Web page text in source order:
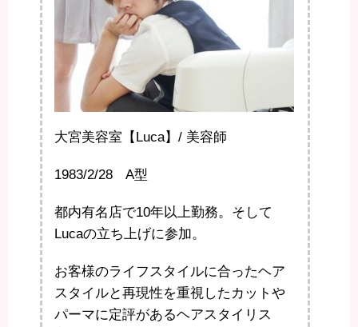
大宮美容室【Luca】/ 美容師
1983/2/28 A型
都内有名店で10年以上勤務。そして
Lucaの立ち上げに参加。
お客様のライフスタイルに合ったヘア
スタイルと再現性を重視したカットや
パーマに定評があるヘアスタイリス